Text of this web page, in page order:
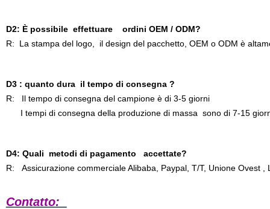
D2: È possibile effettuare ordini OEM / ODM?
R: La stampa del logo, il design del pacchetto, OEM o ODM è
D3 : quanto dura il tempo di consegna ?
R: Il tempo di consegna del campione è di 3-5 giorni
I tempi di consegna della produzione di massa sono di 7-15
D4: Quali metodi di pagamento accettate?
R: Assicurazione commerciale Alibaba, Paypal, T/T, Unione Ovest ,
Contatto: